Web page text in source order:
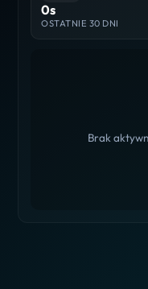
0s
OSTATNIE 30 DNI
Brak